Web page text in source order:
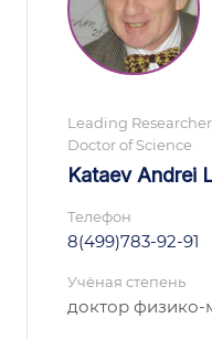
Leading
Doctor of Science
Kataev Andrei
Телефон
8(499)783-92-91
Учёная степень
доктор физико-